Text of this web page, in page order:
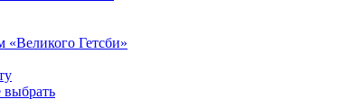
Гетсби»
выбрать